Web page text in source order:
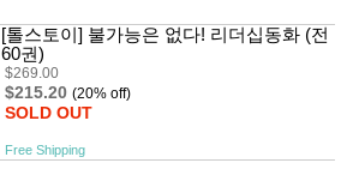
[톨스토이] 불가능은 없다! 리더십동화 (전
60권)
$269.00
$215.20 (20% off)
SOLD OUT
Free Shipping